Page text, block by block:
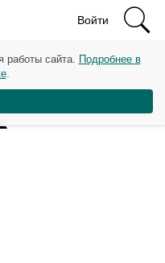
Войти
работы сайта. Подробнее в
.